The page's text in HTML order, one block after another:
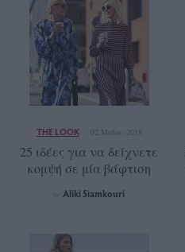
THE LOOK 02 Μαΐου 2018
25 ιδέες για να δείχνετε
κομψή σε μία βάφτιση
Aliki Siamkouri